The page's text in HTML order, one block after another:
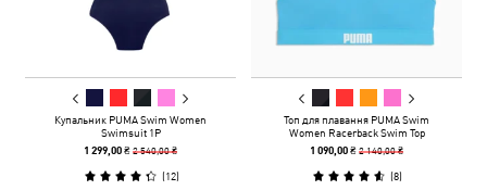
Купальник PUMA Swim Women
Swimsuit 1P
1 299,00 ₴2 540,00 ₴
(12)
Топ для плавання PUMA Swim
Women Racerback Swim Top
1 090,00 ₴2 140,00 ₴
(8)